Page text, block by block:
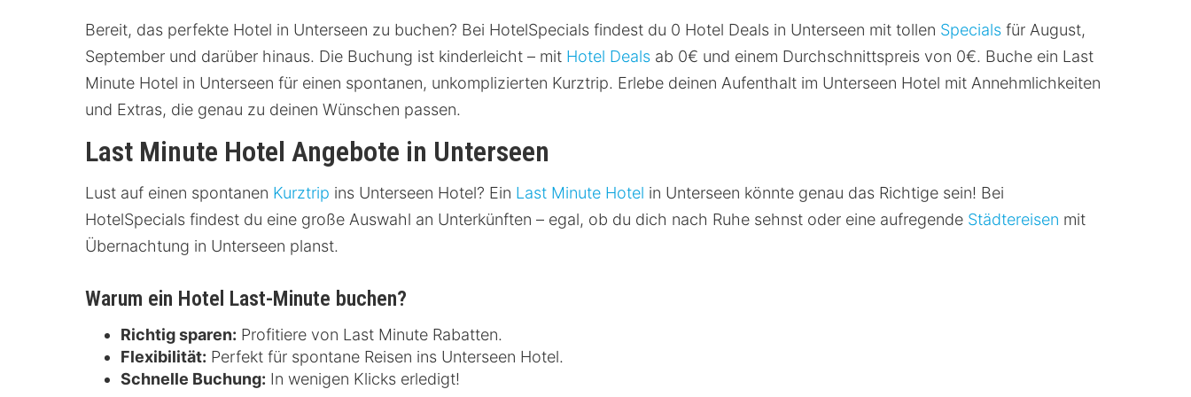
Bereit, das perfekte Hotel in Unterseen zu buchen? Bei HotelSpecials findest du 0 Hotel Deals in Unterseen mit tollen Specials für August,
September und darüber hinaus. Die Buchung ist kinderleicht – mit Hotel Deals ab 0€ und einem Durchschnittspreis von 0€. Buche ein Last
Minute Hotel in Unterseen für einen spontanen, unkomplizierten Kurztrip. Erlebe deinen Aufenthalt im Unterseen Hotel mit Annehmlichkeiten
und Extras, die genau zu deinen Wünschen passen.
Last Minute Hotel Angebote in Unterseen
Lust auf einen spontanen Kurztrip ins Unterseen Hotel? Ein Last Minute Hotel in Unterseen könnte genau das Richtige sein! Bei
HotelSpecials findest du eine große Auswahl an Unterkünften – egal, ob du dich nach Ruhe sehnst oder eine aufregende Städtereisen mit
Übernachtung in Unterseen planst.
Warum ein Hotel Last-Minute buchen?
Richtig sparen: Profitiere von Last Minute Rabatten.
Flexibilität: Perfekt für spontane Reisen ins Unterseen Hotel.
Schnelle Buchung: In wenigen Klicks erledigt!